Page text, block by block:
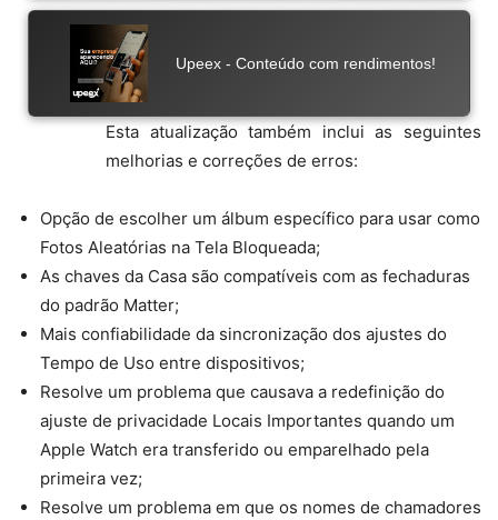
Esta atualização também inclui as seguintes
melhorias e correções de erros:
Opção de escolher um álbum específico para usar como
Fotos Aleatórias na Tela Bloqueada;
As chaves da Casa são compatíveis com as fechaduras
do padrão Matter;
Mais confiabilidade da sincronização dos ajustes do
Tempo de Uso entre dispositivos;
Resolve um problema que causava a redefinição do
ajuste de privacidade Locais Importantes quando um
Apple Watch era transferido ou emparelhado pela
primeira vez;
Resolve um problema em que os nomes de chamadores